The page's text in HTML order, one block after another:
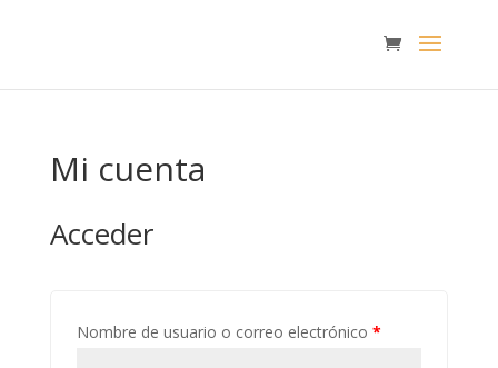
Mi cuenta
Acceder
Nombre de usuario o correo electrónico *